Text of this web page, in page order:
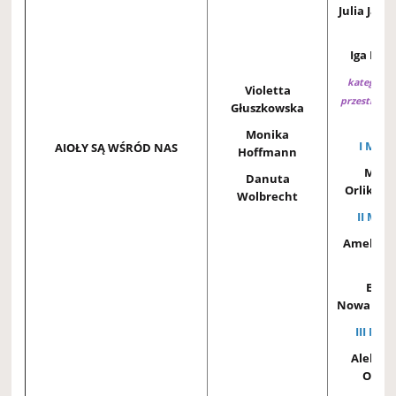
AIOŁY SĄ WŚRÓD NAS
Violetta
Głuszkowska
Monika
Hoffmann
Danuta
Wolbrecht
Julia
Iga
kategoria
I
II
Amelia
III
Otta